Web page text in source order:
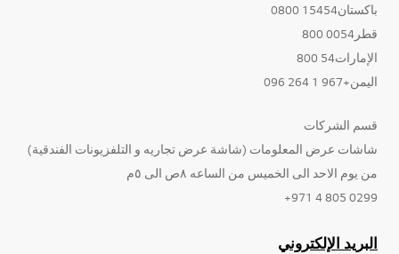
باكستان15454 0800
قطر0054 800
الإمارات54 800
اليمن+967 1 264 096
قسم الشركات
شاشات عرض المعلومات (شاشة عرض تجاريه و التلفزيونات الفندقية)
من يوم الاحد الى الخميس من الساعه ٨ص الى ٥م
0299 805 4 971+
البريد الإلكتروني